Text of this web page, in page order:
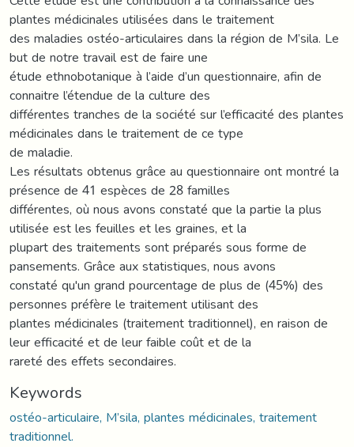
plantes médicinales utilisées dans le traitement
des maladies ostéo-articulaires dans la région de M’sila. Le
but de notre travail est de faire une
étude ethnobotanique à l’aide d’un questionnaire, afin de
connaitre l’étendue de la culture des
différentes tranches de la société sur l’efficacité des plantes
médicinales dans le traitement de ce type
de maladie.
Les résultats obtenus grâce au questionnaire ont montré la
présence de 41 espèces de 28 familles
différentes, où nous avons constaté que la partie la plus
utilisée est les feuilles et les graines, et la
plupart des traitements sont préparés sous forme de
pansements. Grâce aux statistiques, nous avons
constaté qu'un grand pourcentage de plus de (45%) des
personnes préfère le traitement utilisant des
plantes médicinales (traitement traditionnel), en raison de
leur efficacité et de leur faible coût et de la
rareté des effets secondaires.
Keywords
ostéo-articulaire, M’sila, plantes médicinales, traitement
traditionnel.